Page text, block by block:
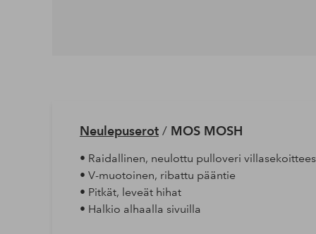
Neulepuserot/ MOS MOSH
• Raidallinen, neulottu pulloveri
• V-muotoinen, ribattu pääntie
• Pitkät, leveät hihat
• Halkio alhaalla sivuilla